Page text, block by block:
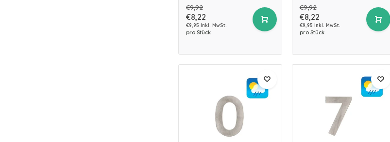
€9,92
€8,22
€9,95 Inkl. MwSt.
pro Stück
€9,92
€8,22
€9,95 Inkl. MwSt.
pro Stück